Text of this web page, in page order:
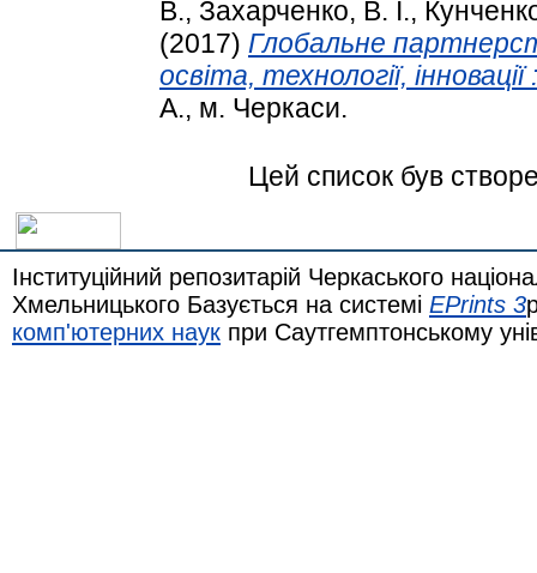
В., Захарченко, В. І.,
(2017) Глобальне
освіта, технології,
А., м. Черкаси.
Цей список був
Інституційний репозитарій Черкаського
Хмельницького Базується на системі EPrints 3
комп'ютерних наук при Саутгемптонському